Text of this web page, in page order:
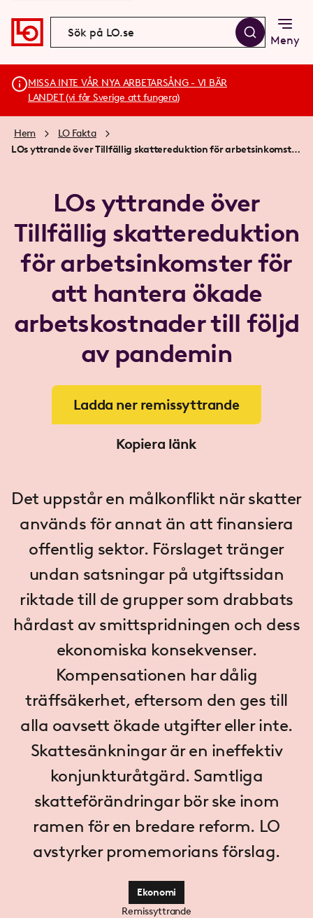
Meny
MISSA INTE VÅR NYA ARBETARSÅNG - VI BÄR
LANDET (vi får Sverige att fungera)
Hem
LO Fakta
LOs yttrande över Tillfällig skattereduktion för arbetsinkomster för att hantera ökade arbetskostnader till följd av pandemin
LOs yttrande över
Tillfällig skattereduktion
för arbetsinkomster för
att hantera ökade
arbetskostnader till följd
av pandemin
Ladda ner remissyttrande
Kopiera länk
Det uppstår en målkonflikt när skatter
används för annat än att finansiera
offentlig sektor. Förslaget tränger
undan satsningar på utgiftssidan
riktade till de grupper som drabbats
hårdast av smittspridningen och dess
ekonomiska konsekvenser.
Kompensationen har dålig
träffsäkerhet, eftersom den ges till
alla oavsett ökade utgifter eller inte.
Skattesänkningar är en ineffektiv
konjunkturåtgärd. Samtliga
skatteförändringar bör ske inom
ramen för en bredare reform. LO
avstyrker promemorians förslag.
Ekonomi
Remissyttrande